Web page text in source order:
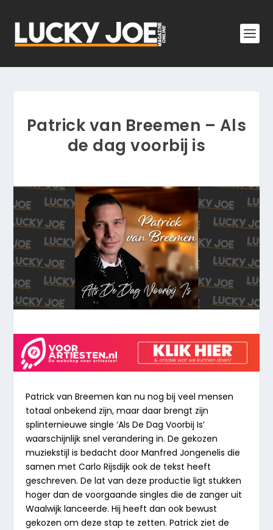
Patrick van Breemen – Als
de dag voorbij is
Patrick van Breemen kan nu nog bij veel mensen
totaal onbekend zijn, maar daar brengt zijn
splinternieuwe single ‘Als De Dag Voorbij Is’
waarschijnlijk snel verandering in. De gekozen
muziekstijl is bedacht door Manfred Jongenelis die
samen met Carlo Rijsdijk ook de tekst heeft
geschreven. De lat van deze productie ligt stukken
hoger dan de voorgaande singles die de zanger uit
Waalwijk lanceerde. Hij heeft dan ook bewust
gekozen om deze stap te zetten. Patrick ziet de